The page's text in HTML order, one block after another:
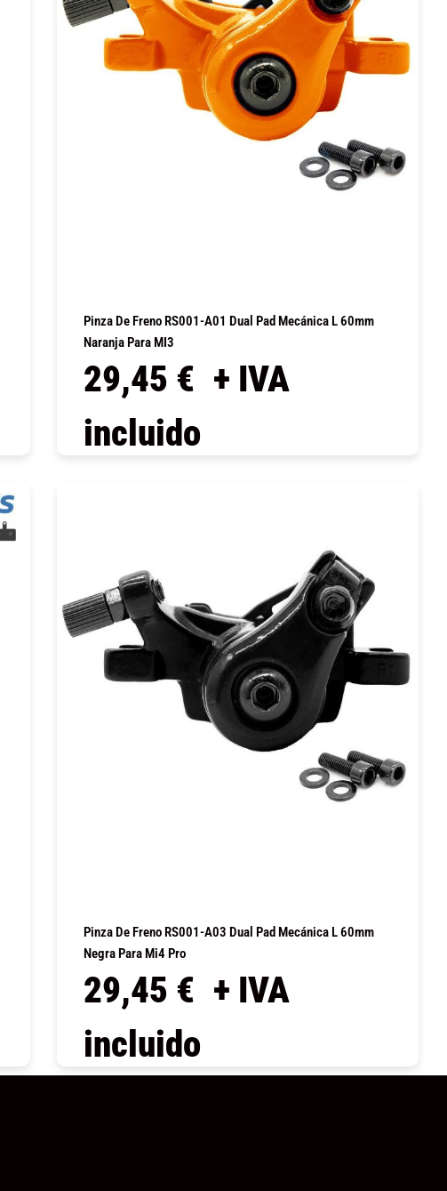
Pinza De Freno RS001-A01 Dual Pad Mecánica L 60mm
Naranja Para MI3
29,45 € + IVA
incluido
Pinza De Freno RS001-A03 Dual Pad Mecánica L 60mm
Negra Para Mi4 Pro
29,45 € + IVA
incluido